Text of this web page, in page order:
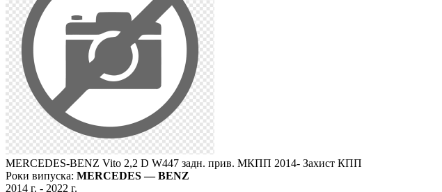
MERCEDES-BENZ Vito 2,2 D W447 задн. прив. МКПП 2014- Захист КПП
Роки випуска: MERCEDES — BENZ
2014 г. - 2022 г.